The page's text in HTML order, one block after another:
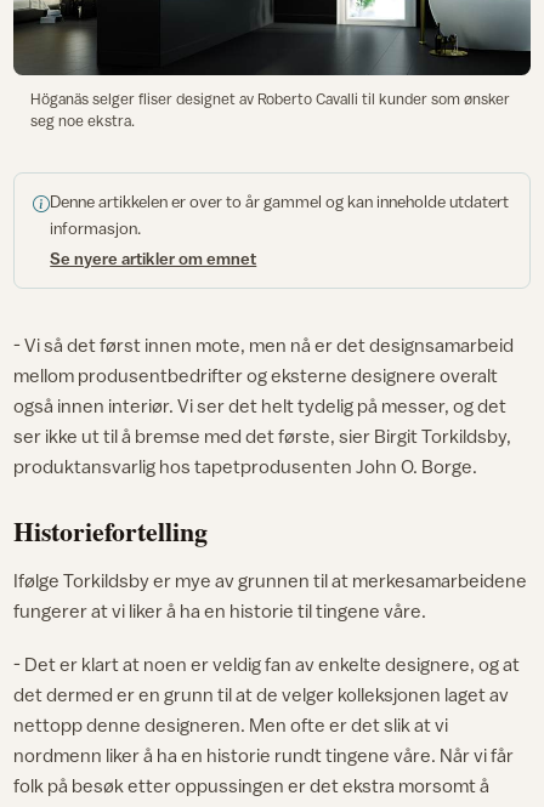
Höganäs selger fliser designet av Roberto Cavalli til kunder som ønsker
seg noe ekstra.
Denne artikkelen er over to år gammel og kan inneholde utdatert
informasjon.
Se nyere artikler om emnet
- Vi så det først innen mote, men nå er det designsamarbeid
mellom produsentbedrifter og eksterne designere overalt
også innen interiør. Vi ser det helt tydelig på messer, og det
ser ikke ut til å bremse med det første, sier Birgit Torkildsby,
produktansvarlig hos tapetprodusenten John O. Borge.
Historiefortelling
Ifølge Torkildsby er mye av grunnen til at merkesamarbeidene
fungerer at vi liker å ha en historie til tingene våre.
- Det er klart at noen er veldig fan av enkelte designere, og at
det dermed er en grunn til at de velger kolleksjonen laget av
nettopp denne designeren. Men ofte er det slik at vi
nordmenn liker å ha en historie rundt tingene våre. Når vi får
folk på besøk etter oppussingen er det ekstra morsomt å